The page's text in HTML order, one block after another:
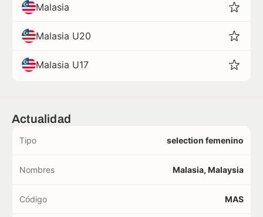
Malasia
Malasia U20
Malasia U17
Actualidad
Tipo selection femenino
Nombres Malasia, Malaysia
Código MAS